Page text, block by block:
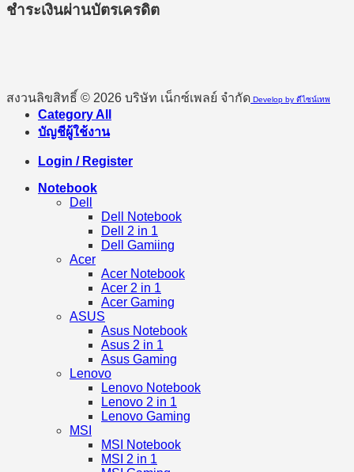
ชำระเงินผ่านบัตรเครดิต
สงวนลิขสิทธิ์ © 2026 บริษัท เน็กซ์เพลย์ จำกัด Develop by ดีไซน์เทพ
Category All
บัญชีผู้ใช้งาน
Login / Register
Notebook
Dell
Dell Notebook
Dell 2 in 1
Dell Gamiing
Acer
Acer Notebook
Acer 2 in 1
Acer Gaming
ASUS
Asus Notebook
Asus 2 in 1
Asus Gaming
Lenovo
Lenovo Notebook
Lenovo 2 in 1
Lenovo Gaming
MSI
MSI Notebook
MSI 2 in 1